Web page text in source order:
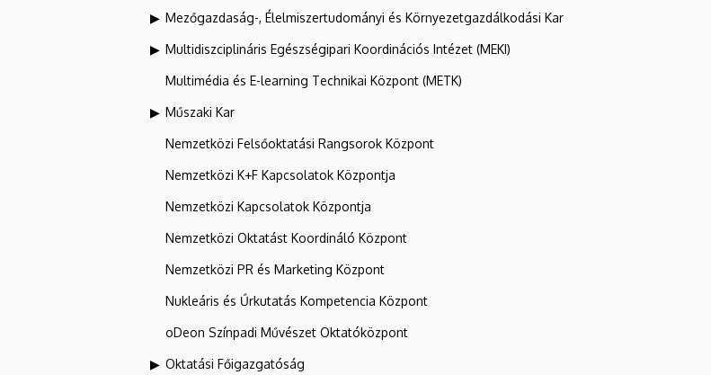
Mezőgazdaság-, Élelmiszertudományi és Környezetgazdálkodási Kar
Multidiszciplináris Egészségipari Koordinációs Intézet (MEKI)
Multimédia és E-learning Technikai Központ (METK)
Műszaki Kar
Nemzetközi Felsőoktatási Rangsorok Központ
Nemzetközi K+F Kapcsolatok Központja
Nemzetközi Kapcsolatok Központja
Nemzetközi Oktatást Koordináló Központ
Nemzetközi PR és Marketing Központ
Nukleáris és Űrkutatás Kompetencia Központ
oDeon Színpadi Művészet Oktatóközpont
Oktatási Főigazgatóság